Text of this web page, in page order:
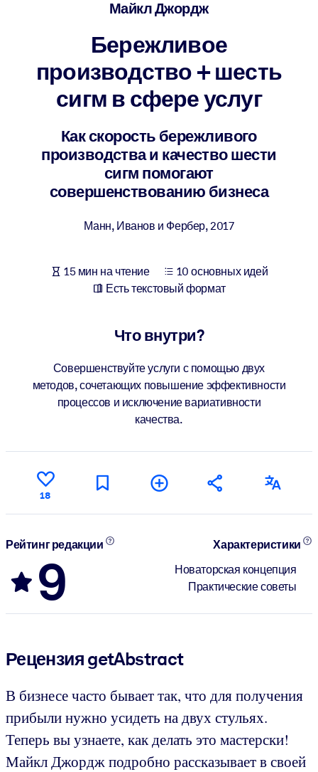
ПО СИСТЕМАМ
Для LMS/LXP
Интегрируйте краткие проверенные знания в вашу LMS/LXP для
лучших результатов обучения.
Для корпоративных библиотек
Обогатите корпоративную библиотеку надежными и готовыми к
использованию бизнес-знаниями.
Для ИИ-систем
Используйте надежные структурированные знания для
Майкл Джордж
Бережливое
производство + шесть
сигм в сфере услуг
Как скорость бережливого
производства и качество шести
сигм помогают
совершенствованию бизнеса
Манн, Иванов и Фербер,2017
15 мин на чтение
10 основных идей
Есть текстовый формат
Что внутри?
Совершенствуйте услуги с помощью двух
методов, сочетающих повышение эффективности
процессов и исключение вариативности
качества.
18
Рейтинг редакции
9
Характеристики
Новаторская концепция
Практические советы
Рецензия getAbstract
В бизнесе часто бывает так, что для получения
прибыли нужно усидеть на двух стульях.
Теперь вы узнаете, как делать это мастерски!
Майкл Джордж подробно рассказывает в своей